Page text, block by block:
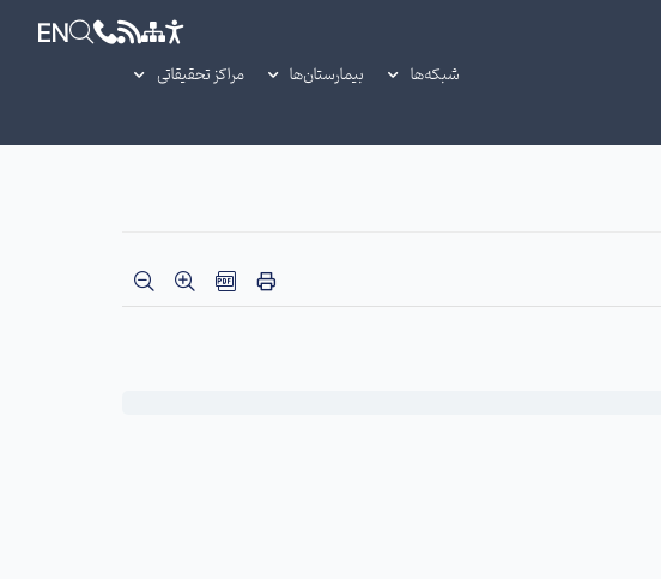
EN
شبکه‌ها بیمارستان‌ها مراکز تحقیقاتی